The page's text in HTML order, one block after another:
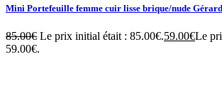
Mini Portefeuille femme cuir lisse brique/nude
85.00€ Le prix initial était : 85.00€.59.00€Le
59.00€.